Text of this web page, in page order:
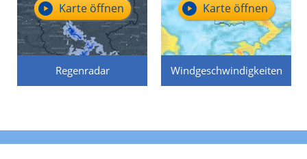
Regenradar
Karte öffnen
Windgeschwindigkeiten
Karte öffnen